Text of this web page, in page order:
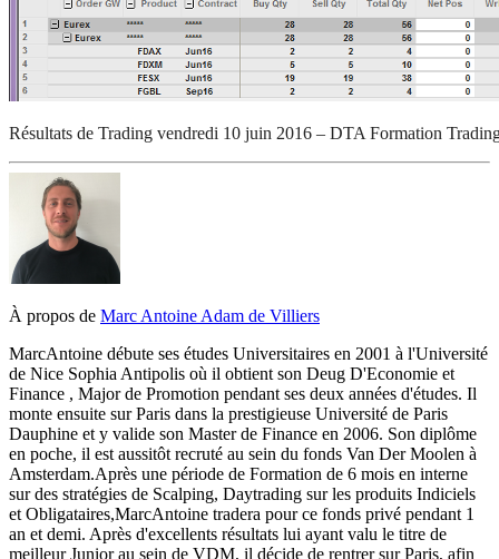
Résultats de Trading vendredi 10 juin 2016 – DTA Formation
À propos de Marc Antoine Adam de Villiers
Marc­Antoine débute ses études Universitaires en 2001 à l'Université
de Nice Sophia Antipolis où il obtient son Deug D'Economie et
Finance , Major de Promotion pendant ses deux années d'études. Il
monte ensuite sur Paris dans la prestigieuse Université de Paris
Dauphine et y valide son Master de Finance en 2006. Son diplôme
en poche, il est aussitôt recruté au sein du fonds Van Der Moolen à
Amsterdam.Après une période de Formation de 6 mois en interne
sur des stratégies de Scalping, Daytrading sur les produits Indiciels
et Obligataires,Marc­Antoine tradera pour ce fonds privé pendant 1
an et demi. Après d'excellents résultats lui ayant valu le titre de
meilleur Junior au sein de VDM, il décide de rentrer sur Paris, afin